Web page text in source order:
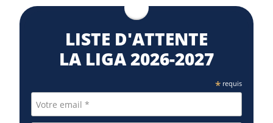
LISTE D'ATTENTE
LA LIGA 2026-2027
*requis